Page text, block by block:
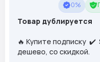
0%
Товар дублируется
🔥 Купите подписку
дешево, со скидкой.